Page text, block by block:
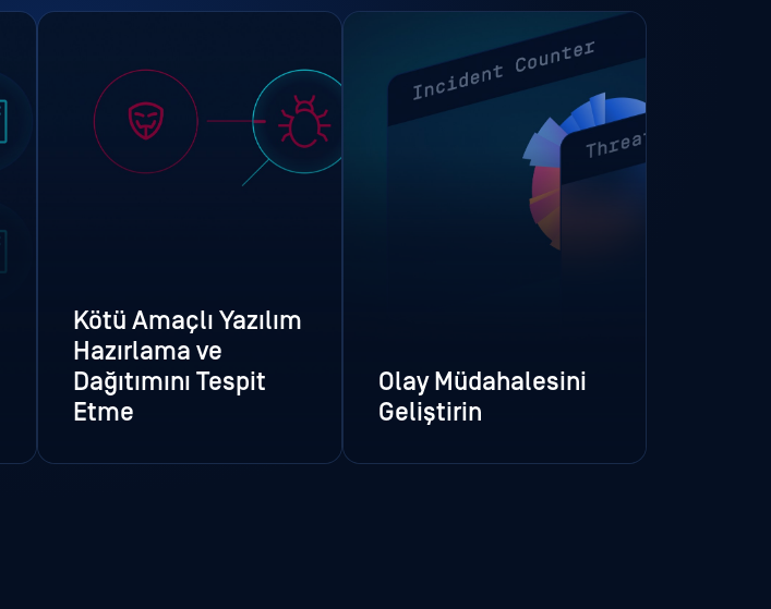
Kötü Amaçlı Yazılım
Hazırlama ve
Dağıtımını Tespit
Etme
Olay Müdahalesini
Geliştirin